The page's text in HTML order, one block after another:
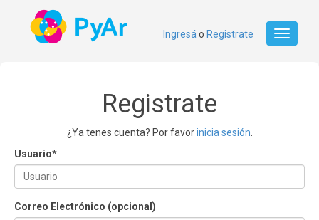
Toggle
Ingresá o Registrate
Registrate
¿Ya tenes cuenta? Por favorinicia sesión
Usuario*
Correo Electrónico (opcional)